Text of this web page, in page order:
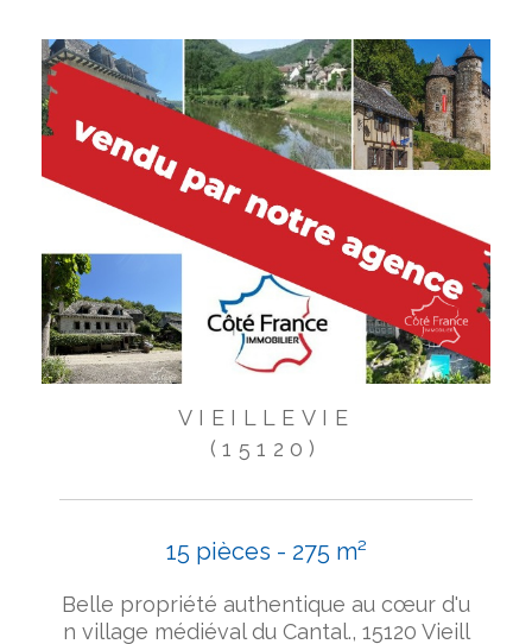
VIEILLEVIE
(15120)
15 pièces - 275 m²
Belle propriété authentique au cœur d'u
n village médiéval du Cantal., 15120 Vieill